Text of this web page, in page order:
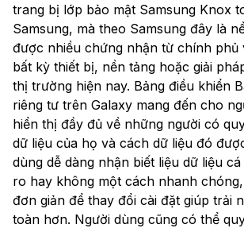
trang bị lớp bảo mật Samsung Knox
Samsung, mà theo Samsung đây là
được nhiều chứng nhận từ chính phủ
bất kỳ thiết bị, nền tảng hoặc giải
thị trường hiện nay. Bảng điều khiển
riêng tư trên Galaxy mang đến cho
hiển thị đầy đủ về những người có
dữ liệu của họ và cách dữ liệu đó
dùng dễ dàng nhận biết liệu dữ liệu
ro hay không một cách nhanh
đơn giản để thay đổi cài đặt giúp trải
toàn hơn. Người dùng cũng có thể